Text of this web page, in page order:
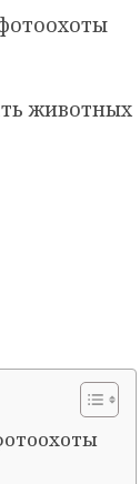
животных